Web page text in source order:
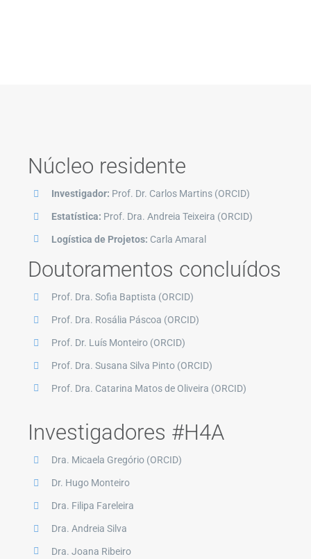
Núcleo residente
Investigador: Prof. Dr. Carlos Martins (ORCID)
Estatística: Prof. Dra. Andreia Teixeira (ORCID)
Logística de Projetos: Carla Amaral
Doutoramentos concluídos
Prof. Dra. Sofia Baptista (ORCID)
Prof. Dra. Rosália Páscoa (ORCID)
Prof. Dr. Luís Monteiro (ORCID)
Prof. Dra. Susana Silva Pinto (ORCID)
Prof. Dra. Catarina Matos de Oliveira (ORCID)
Investigadores #H4A
Dra. Micaela Gregório (ORCID)
Dr. Hugo Monteiro
Dra. Filipa Fareleira
Dra. Andreia Silva
Dra. Joana Ribeiro